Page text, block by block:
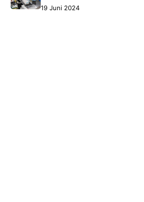
19 Juni 2024